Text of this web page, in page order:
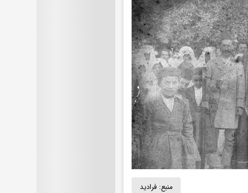
منبع: فرادید